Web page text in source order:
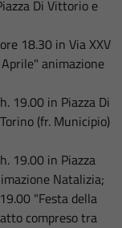
Di Vittorio e
18.30 in Via XXV
animazione
19.00 in Piazza Di
(fr. Municipio)
19.00 in Piazza
Natalizia;
"Festa della
compreso tra